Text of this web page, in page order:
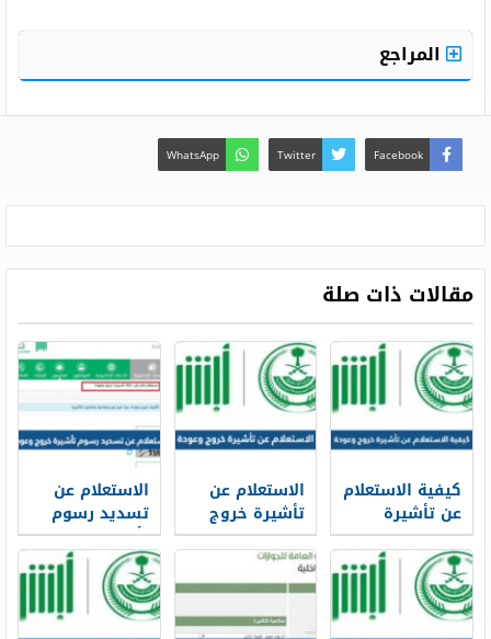
المراجع
Facebook
Twitter
WhatsApp
مقالات ذات صلة
كيفية الاستعلام
عن تأشيرة
خروج وعودة
1448 بالخطوات
الاستعلام عن
تأشيرة خروج
وعودة 1447
الرابط
والخطوات
الاستعلام عن
تسديد رسوم
تأشيرة خروج
وعودة 1447
الرابط
والخطوات